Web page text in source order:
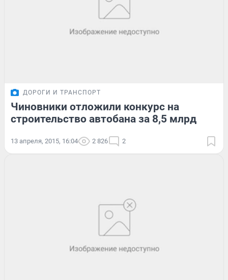
ДОРОГИ И ТРАНСПОРТ
Чиновники отложили конкурс на
строительство автобана за 8,5 млрд
13 апреля, 2015, 16:04 2 826 2